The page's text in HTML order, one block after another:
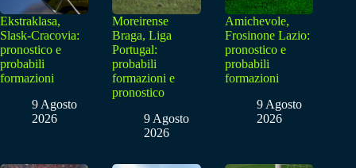
Ekstraklasa,
Slask-Cracovia:
pronostico e
probabili
formazioni
9 Agosto
2026
Moreirense
Braga, Liga
Portugal:
probabili
formazioni e
pronostico
9 Agosto
2026
Amichevole,
Frosinone Lazio:
pronostico e
probabili
formazioni
9 Agosto
2026